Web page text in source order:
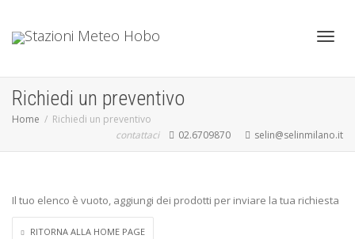
Richiedi un preventivo
Home
Richiedi un preventivo
contattaci
02.6709870 selin@selinmilano.it
Il tuo elenco è vuoto, aggiungi dei prodotti per inviare la tua richiesta
RITORNA ALLA HOME PAGE